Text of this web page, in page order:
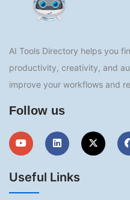
AI Tools Directory helps you
productivity, creativity, and
improve your workflows and
Follow us
Useful Links